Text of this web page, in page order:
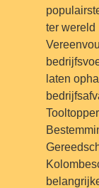
ter wereld
laten